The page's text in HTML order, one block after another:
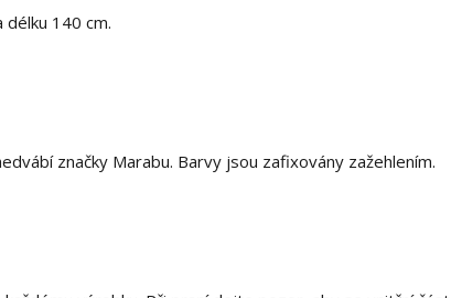
délku 140 cm.
značky Marabu. Barvy jsou zafixovány zažehlením.